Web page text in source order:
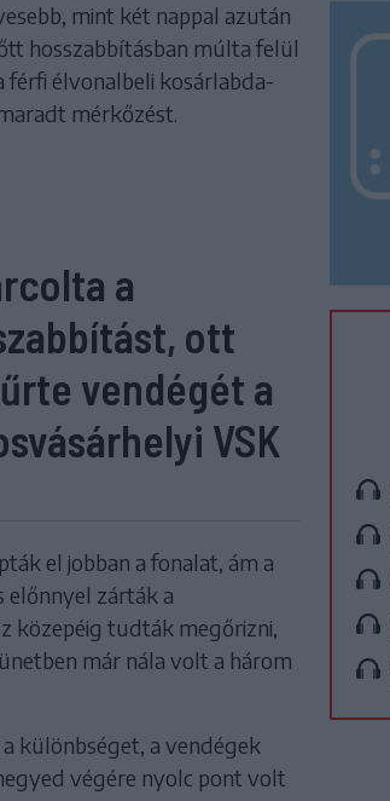
mint két nappal azután
hosszabbításban múlta felül
férfi élvonalbeli kosárlabda-
mérkőzést.
a
ott
vendégét a
VSK
el jobban a fonalat, ám a
előnnyel zárták a
közepéig tudták megőrizni,
már nála volt a három
különbséget, a vendégek
végére nyolc pont volt